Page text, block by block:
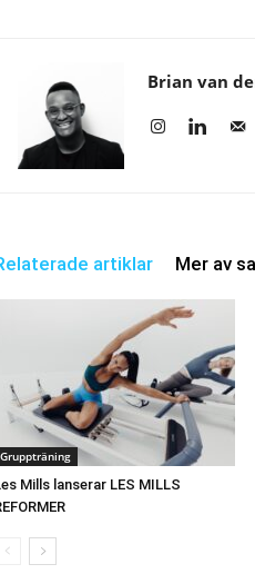
Brian van
artiklar Mer av
Gruppträning
Mills lanserar LES MILLS